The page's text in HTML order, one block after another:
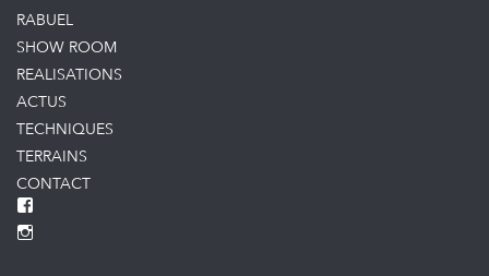
RABUEL
SHOW ROOM
REALISATIONS
ACTUS
TECHNIQUES
TERRAINS
CONTACT